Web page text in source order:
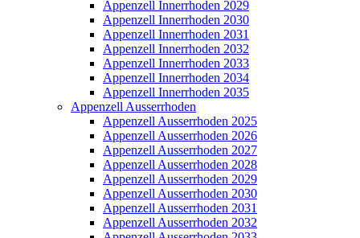
Appenzell Innerrhoden 2029
Appenzell Innerrhoden 2030
Appenzell Innerrhoden 2031
Appenzell Innerrhoden 2032
Appenzell Innerrhoden 2033
Appenzell Innerrhoden 2034
Appenzell Innerrhoden 2035
Appenzell Ausserrhoden
Appenzell Ausserrhoden 2025
Appenzell Ausserrhoden 2026
Appenzell Ausserrhoden 2027
Appenzell Ausserrhoden 2028
Appenzell Ausserrhoden 2029
Appenzell Ausserrhoden 2030
Appenzell Ausserrhoden 2031
Appenzell Ausserrhoden 2032